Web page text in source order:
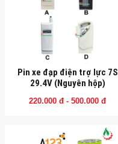
Pin xe đạp điện trợ lực 7S
29.4V (Nguyên hộp)
220.000 đ - 500.000 đ